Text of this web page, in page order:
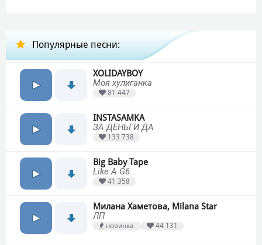
Популярные песни:
XOLIDAYBOY
Моя хулиганка
81 447
INSTASAMKA
ЗА ДЕНЬГИ ДА
133 738
Big Baby Tape
Like A G6
41 358
Милана Хаметова, Milana Star
ЛП
новинка 44 131